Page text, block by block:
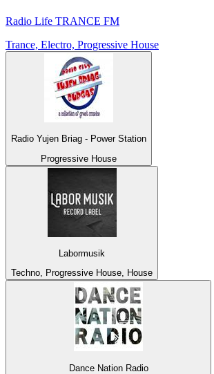
Radio Life TRANCE FM
Trance, Electro, Progressive House
Radio Yujen Briag - Power Station
Progressive House
Labormusik
Techno, Progressive House, House
Dance Nation Radio